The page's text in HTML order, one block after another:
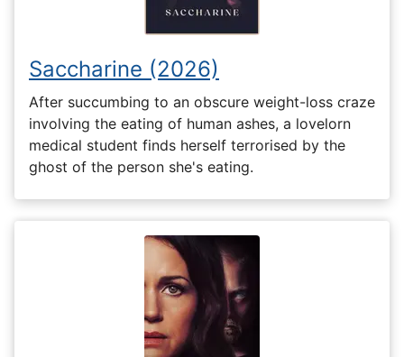
Saccharine (2026)
After succumbing to an obscure weight-loss craze
involving the eating of human ashes, a lovelorn
medical student finds herself terrorised by the
ghost of the person she's eating.